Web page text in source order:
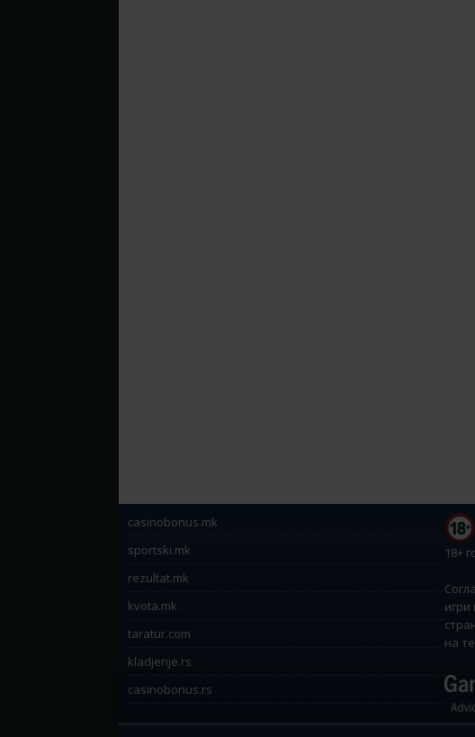
casinobonus.mk
sportski.mk
rezultat.mk
kvota.mk
taratur.com
kladjenje.rs
casinobonus.rs
18+
на